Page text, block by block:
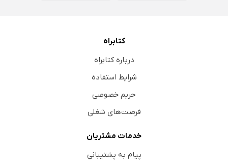
مثال 1 – ساخت یک وب‌سایت نانوایی در عرض چند دقیقه با
مثال 3: ساخت یک SaaS واقعی که می‌تواند برای شما درآمد
کتابراه
درباره کتابراه
شرایط استفاده
حریم خصوصی
فرصت‌های شغلی
خدمات مشتریان
پیام به پشتیبانی